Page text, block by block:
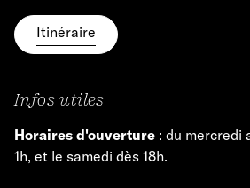
Itinéraire
Infos utiles
Horaires d'ouverture : du mercredi
1h, et le samedi dès 18h.